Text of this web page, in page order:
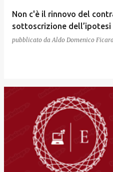
Non c'è il rinnovo del
sottoscrizione dell’ipotesi
pubblicato da Aldo Domenico Ficara